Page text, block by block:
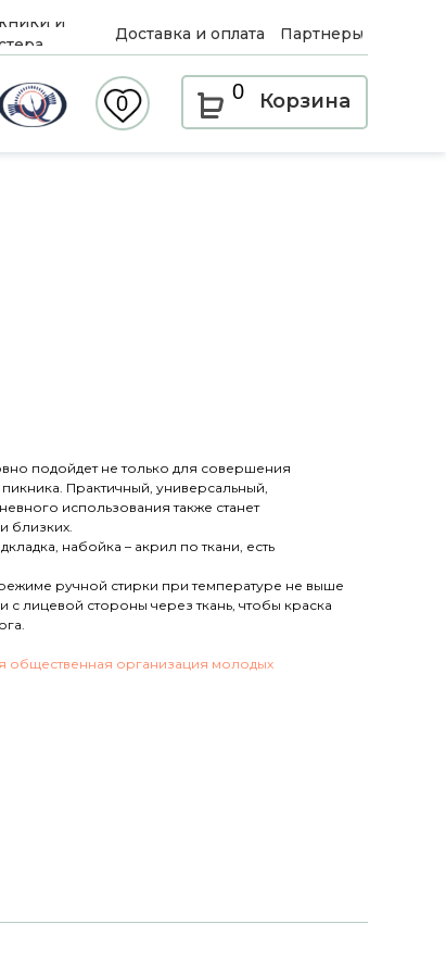
Корзина
0
0
и
Доставка и оплата Партнеры
подойдет не только для совершения
Практичный, универсальный,
использования также станет
близких.
набойка – акрил по ткани, есть
ручной стирки при температуре не выше
с лицевой стороны через ткань, чтобы краска
общественная организация молодых